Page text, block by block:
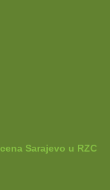
Sarajevo u RZC